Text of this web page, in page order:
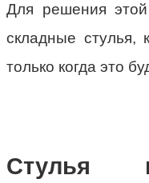
Для решения
складные стулья,
только когда это
Стулья